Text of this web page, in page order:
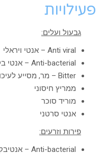
פעילויות
גבעול ועלים:
Anti viral – אנטי ויראלי
Anti-bacterial – אנטי בקטריאלי
Bitter – מר, מסייע לעיכול
ממריץ חיסוני
מוריד סוכר
אנטי סרטני
פירות וזרעים:
Anti-bacterial – אנטיבקטריאלי